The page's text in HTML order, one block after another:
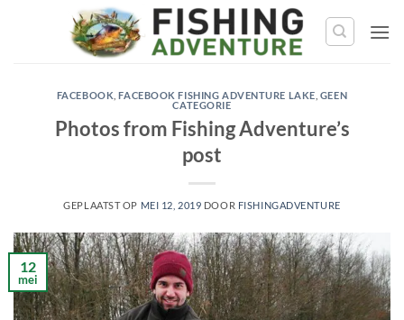
FACEBOOK ,FACEBOOK FISHING ADVENTURE LAKE GEEN
CATEGORIE
Photos from Fishing Adventure’s
post
GEPLAATST OP MEI 12, 2019 DOOR FISHINGADVENTURE
12
mei